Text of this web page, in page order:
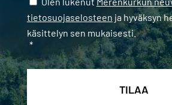
tietosuojaselosteen ja hyväksyn
käsittelyn sen mukaisesti.
*